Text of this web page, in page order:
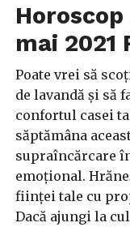
Horoscop
mai 2021
Poate vrei să
de lavandă și să
confortul casei
săptămâna
supraîncărcare
emoțional.
ființei tale cu
Dacă ajungi la